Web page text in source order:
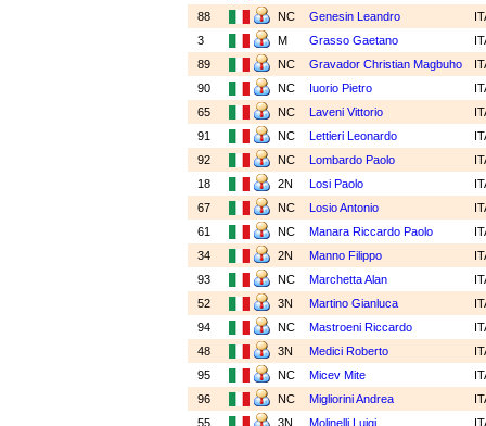
88
NC Genesin Leandro
3
M Grasso Gaetano
89
NC Gravador Christian Magbuho
90
NC Iuorio Pietro
65
NC Laveni Vittorio
91
NC Lettieri Leonardo
92
NC Lombardo Paolo
18
2N Losi Paolo
67
NC Losio Antonio
61
NC Manara Riccardo Paolo
34
2N Manno Filippo
93
NC Marchetta Alan
52
3N Martino Gianluca
94
NC Mastroeni Riccardo
48
3N Medici Roberto
95
NC Micev Mite
96
NC Migliorini Andrea
55
3N Molinelli Luigi